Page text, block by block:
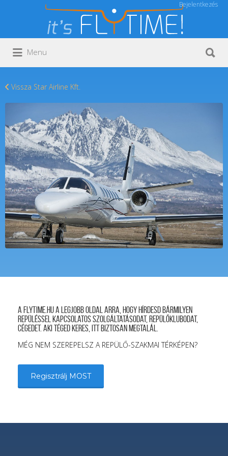
Bejelentkezés
Keresés:
Menu
Vissza Star Airline Kft.
A FLYTIME.HU a legjobb oldal arra, hogy hírdesd bármilyen
repüléssel kapcsolatos szolgáltatásodat, repülőklubodat,
cégedet. Aki téged keres, itt biztosan megtalál.
MÉG NEM SZEREPELSZ A REPÜLŐ-SZAKMAI TÉRKÉPEN?
Regisztrálj MOST